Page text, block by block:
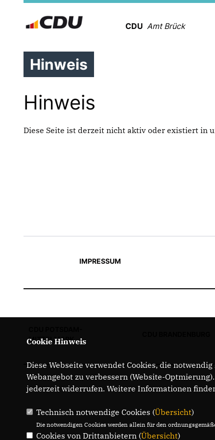
CDU Amt Brück
Hinweis
Hinweis
Diese Seite ist derzeit nicht aktiv oder existiert in
IMPRESSUM
MITTELMARK
Cookie Hinweis
Diese Webseite verwendet Cookies, die
Webangebot zu verbessern (Website-
jederzeit widerrufen. Weitere Informationen
Technisch notwendige Cookies (Übersicht)
Die notwendigen Cookies werden allein für den
Cookies von Drittanbietern (Übersicht)